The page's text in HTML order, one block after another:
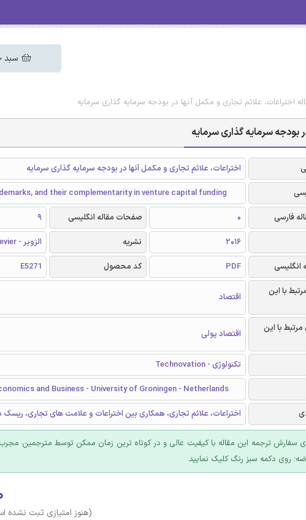
سبد
اختراعات، علائم تجاری و مکمل آنها در بودجه سرمایه گذاری سرمایه
بودجه سرمایه گذاری سرمایه
اختراعات، علائم تجاری و مکمل آنها در بودجه سرمایه گذاری سرمایه
and their complementarity in venture capital funding
فارسی
0 صفحات مقاله انگلیسی
9
2016 نشریه
الزویر - Elsevier
انگلیسی
PDF کد محصول
E5271
با این
اقتصاد
با این
اقتصاد پولی
تکنولوژی - Technovation
and Business - University of Groningen - Netherlands
اختراعات، علائم تجاری، همکاری بین اختراعات و علامت های تجاری، ریسک
سفارش ترجمه این مقاله با کیفیت عالی و در کوتاه ترین زمان ممکن توسط مترجمین
روی دکمه سبز رنگ کلیک نمایید.
(هنوز امتیازی ثبت نشده